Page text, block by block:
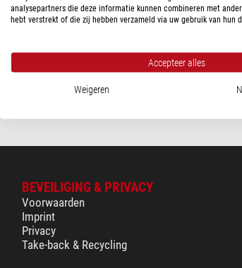
M60(1)
LEVERINGS STATUS
$
BEVEILIGING & PRIVACY
Voorwaarden
Imprint
Privacy
Take-back & Recycling
analysepartners die deze informatie kunnen combineren met
hebt verstrekt of die zij hebben verzameld via uw gebruik van hun
Accepteer alles
Weigeren